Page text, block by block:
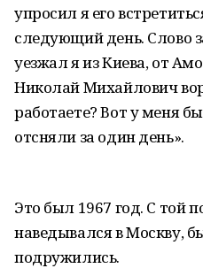
упросил я его
следующий день. Слово
уезжал я из Киева, от
Николай Михайлович
работаете? Вот у меня
отсняли за один день».
Это был 1967 год. С той
наведывался в Москву,
подружились.